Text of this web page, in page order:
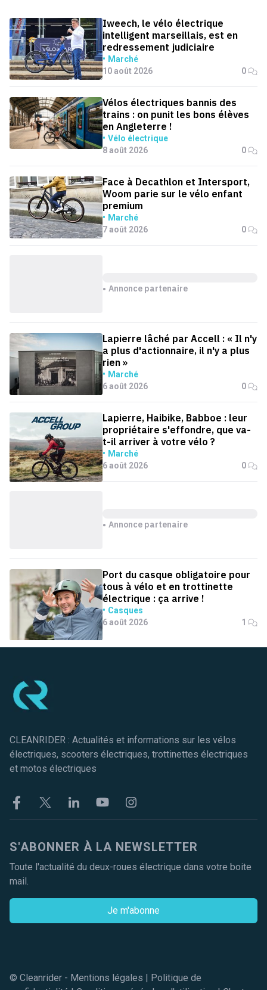
Iweech, le vélo électrique
intelligent marseillais, est en
redressement judiciaire
Marché
10 août 2026
0
Vélos électriques bannis des
trains : on punit les bons élèves
en Angleterre !
Vélo électrique
8 août 2026
0
Face à Decathlon et Intersport,
Woom parie sur le vélo enfant
premium
Marché
7 août 2026
0
Annonce partenaire
Lapierre lâché par Accell : « Il n'y
a plus d'actionnaire, il n'y a plus
rien »
Marché
6 août 2026
0
Lapierre, Haibike, Babboe : leur
propriétaire s'effondre, que va-
t-il arriver à votre vélo ?
Marché
6 août 2026
0
Annonce partenaire
Port du casque obligatoire pour
tous à vélo et en trottinette
électrique : ça arrive !
Casques
6 août 2026
1
CLEANRIDER : Actualités et informations sur les vélos
électriques, scooters électriques, trottinettes électriques
et motos électriques
FacebookTwitter LinkekinYoutubeInstagram
S'ABONNER À LA NEWSLETTER
Toute l'actualité du deux-roues électrique dans votre boite
mail.
Je m'abonne
© Cleanrider - Mentions légales | Politique de